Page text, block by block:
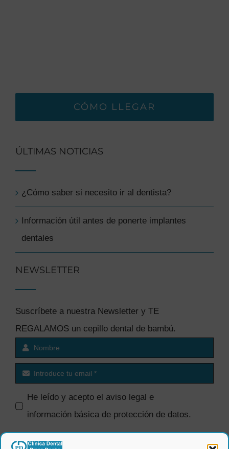
CÓMO LLEGAR
ÚLTIMAS NOTICIAS
¿Cómo saber si necesito ir al dentista?
Información útil antes de ponerte implantes
dentales
NEWSLETTER
Suscríbete a nuestra Newsletter y TE
REGALAMOS un cepillo dental de bambú.
He leído y acepto el aviso legal e
información básica de protección de datos.